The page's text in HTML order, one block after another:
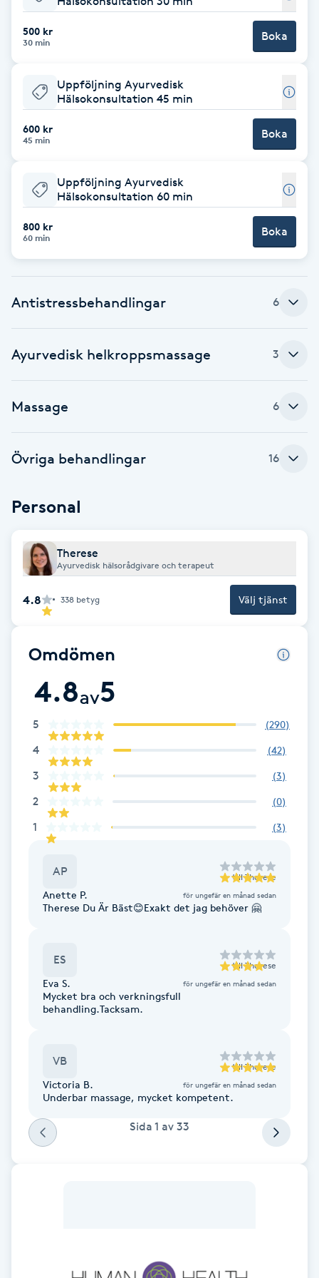
Babylights
Balayage
Bambumassage
Barber
Barnklippning
BIAB
Bottenfärg
Brynfärgning
Bröllopsuppsättning
Coachning
Color correction
Damklippning
Dermapen
Diamantslipning
Enzympeeling
Extensions
Extensions borttagning
Eyeliner-tatuering
Face framing
Fet hårbotten
Fettreducering
500 kr
30 min Boka
Uppföljning Ayurvedisk
Hälsokonsultation 45 min
600 kr
45 min Boka
Uppföljning Ayurvedisk
Hälsokonsultation 60 min
800 kr
60 min Boka
Antistressbehandlingar 6
Ayurvedisk helkroppsmassage 3
Massage 6
Övriga behandlingar 16
Personal
Therese
Ayurvedisk hälsorådgivare och terapeut
4.8 338 betyg Välj tjänst
Omdömen
4.8av5
5 (290)
4 (42)
3 (3)
2 (0)
1 (3)
AP till Therese
Anette P. för ungefär en månad sedan
Therese Du Är Bäst😊Exakt det jag behöver 🤗
ES till Therese
Eva S. för ungefär en månad sedan
Mycket bra och verkningsfull
behandling.Tacksam.
VB till Therese
Victoria B. för ungefär en månad sedan
Underbar massage, mycket kompetent.
Sida 1 av 33